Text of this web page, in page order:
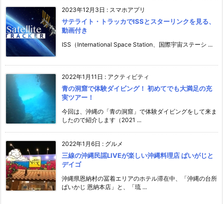
2023年12月3日 : スマホアプリ
サテライト・トラッカでISSとスターリンクを見る、
動画付き
ISS（International Space Station、国際宇宙ステーシ ...
2022年1月11日 : アクティビティ
青の洞窟で体験ダイビング！ 初めてでも大満足の充
実ツアー！
今回は、沖縄の「青の洞窟」で体験ダイビングをして来ま
したので紹介します（2021 ...
2022年1月6日 : グルメ
三線の沖縄民謡LIVEが楽しい沖縄料理店 ぱいがじと
デイゴ
沖縄県恩納村の冨着エリアのホテル滞在中、「沖縄の台所
ぱいかじ 恩納本店」と、「琉 ...